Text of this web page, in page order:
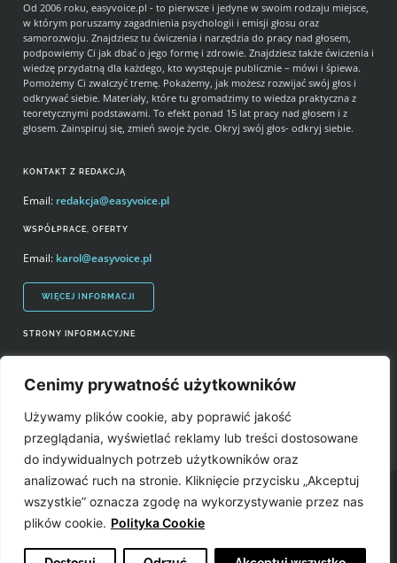
Cenimy prywatność użytkowników
Używamy plików cookie, aby poprawić jakość
przeglądania, wyświetlać reklamy lub treści dostosowane
do indywidualnych potrzeb użytkowników oraz
analizować ruch na stronie. Kliknięcie przycisku „Akceptuj
wszystkie” oznacza zgodę na wykorzystywanie przez nas
plików cookie. Polityka Cookie
STRONY INFORMACYJNE
Prawa autorskie i wykorzystywanie treści serwisu
Źródła
KONTAKT Z REDAKCJĄ
Email: redakcja@easyvoice.pl
WSPÓŁPRACE, OFERTY
Email: karol@easyvoice.pl
WIĘCEJ INFORMACJI
Od 2006 roku, easyvoice.pl - to pierwsze i jedyne w swoim rodzaju miejsce,
w którym poruszamy zagadnienia psychologii i emisji głosu oraz
samorozwoju. Znajdziesz tu ćwiczenia i narzędzia do pracy nad głosem,
podpowiemy Ci jak dbać o jego formę i zdrowie. Znajdziesz także ćwiczenia i
wiedzę przydatną dla każdego, kto występuje publicznie – mówi i śpiewa.
Pomożemy Ci zwalczyć tremę. Pokażemy, jak możesz rozwijać swój głos i
odkrywać siebie. Materiały, które tu gromadzimy to wiedza praktyczna z
teoretycznymi podstawami. To efekt ponad 15 lat pracy nad głosem i z
głosem. Zainspiruj się, zmień swoje życie. Okryj swój głos- odkryj siebie.
Easyvoice.pl © 2006-2022. Wszystkie prawa zastrzeżone. Stronę zrobiły: